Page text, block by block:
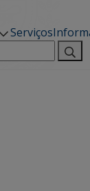
Serviços